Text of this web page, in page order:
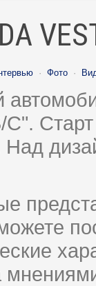
· Фото ·
Над